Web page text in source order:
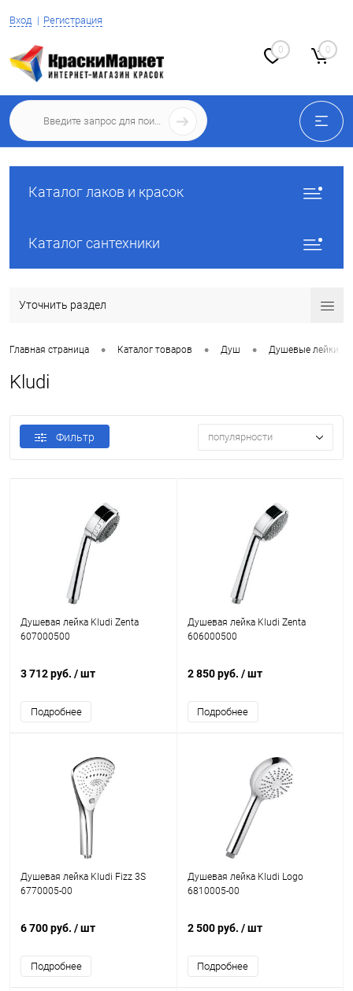
Вход Регистрация
0 0
Каталог лаков и красок
Каталог сантехники
Уточнить раздел
Главная страница • Каталог товаров • Душ • Душевые лейки
Kludi
Фильтр популярности
Душевая лейка Kludi Zenta
607000500
3 712 руб. / шт
Подробнее
Душевая лейка Kludi Zenta
606000500
2 850 руб. / шт
Подробнее
Душевая лейка Kludi Fizz 3S
6770005-00
6 700 руб. / шт
Подробнее
Душевая лейка Kludi Logo
6810005-00
2 500 руб. / шт
Подробнее